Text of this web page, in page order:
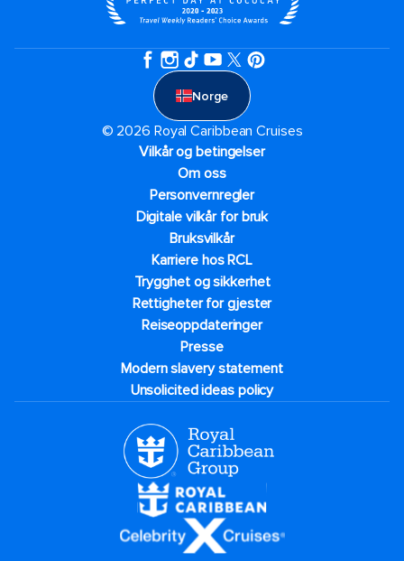
Norge
© 2026 Royal Caribbean Cruises
Vilkår og betingelser
Om oss
Personvernregler
Digitale vilkår for bruk
Bruksvilkår
Karriere hos RCL
Trygghet og sikkerhet​
Rettigheter for gjester
Reiseoppdateringer
Presse
Modern slavery statement
Unsolicited ideas policy